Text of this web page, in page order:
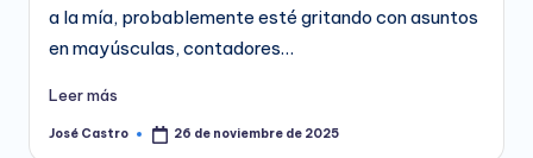
a la mía, probablemente esté gritando con asuntos
en mayúsculas, contadores…
Leer más
Publicado
José Castro 26 de noviembre de 2025